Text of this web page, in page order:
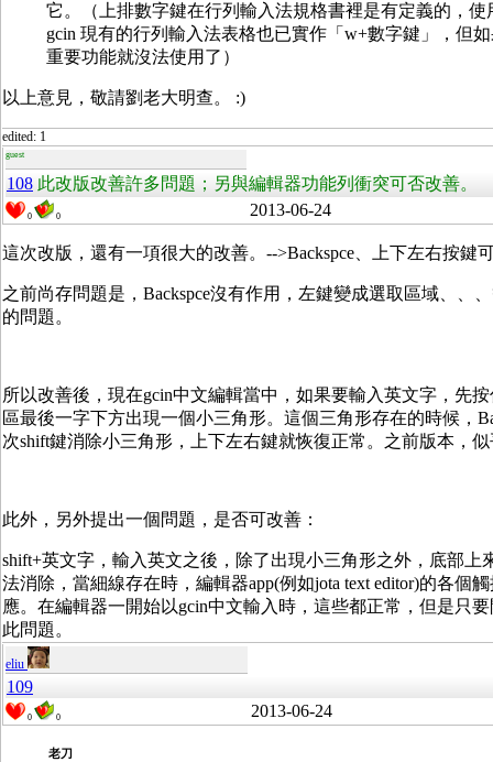
它。（上排數字鍵在行列輸入法規格書裡是有定義的，
gcin 現有的行列輸入法表格也已實作「w+數字鍵」，但
重要功能就沒法使用了）
以上意見，敬請劉老大明查。 :)
edited: 1
guest
108 此改版改善許多問題；另與編輯器功能列衝突可否改善。
0 0 2013-06-24
這次改版，還有一項很大的改善。-->Backspce、上下左右按鍵
之前尚存問題是，Backspce沒有作用，左鍵變成選取區域、、
的問題。
所以改善後，現在gcin中文編輯當中，如果要輸入英文字，先
區最後一字下方出現一個小三角形。這個三角形存在的時候，
次shift鍵消除小三角形，上下左右鍵就恢復正常。之前版本，
此外，另外提出一個問題，是否可改善：
shift+英文字，輸入英文之後，除了出現小三角形之外，底部
法消除，當細線存在時，編輯器app(例如jota text editor)的各個
應。在編輯器一開始以gcin中文輸入時，這些都正常，但是只
此問題。
eliu
109
0 0 2013-06-24
老刀